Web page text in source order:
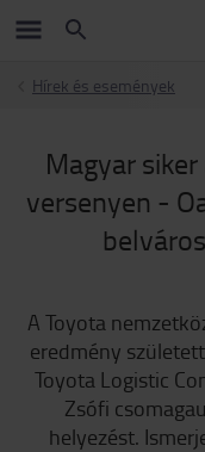
Hírek és események
Magyar
versenyen -
A Toyota
eredmény
Toyota Logistic
Zsófi
helyezést.